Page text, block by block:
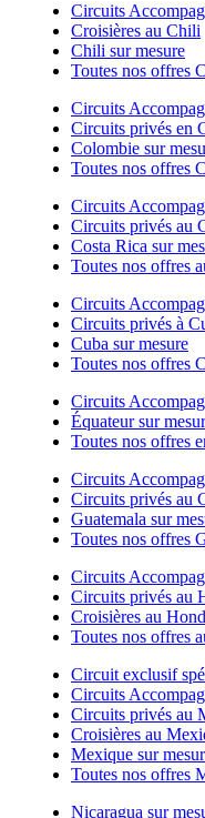
Circuits
Croisières au Chili
Chili sur mesure
Toutes nos offres
Circuits
Circuits privés en
Colombie sur
Toutes nos offres
Circuits
Circuits privés au
Costa Rica sur
Toutes nos offres
Circuits
Circuits privés à
Cuba sur mesure
Toutes nos offres
Circuits
Équateur sur
Toutes nos offres
Circuits
Circuits privés au
Guatemala sur
Toutes nos offres
Circuits
Circuits privés au
Croisières au
Toutes nos offres
Circuit exclusif
Circuits
Circuits privés au
Croisières au
Mexique sur
Toutes nos offres
Nicaragua sur